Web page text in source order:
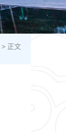
> 正文